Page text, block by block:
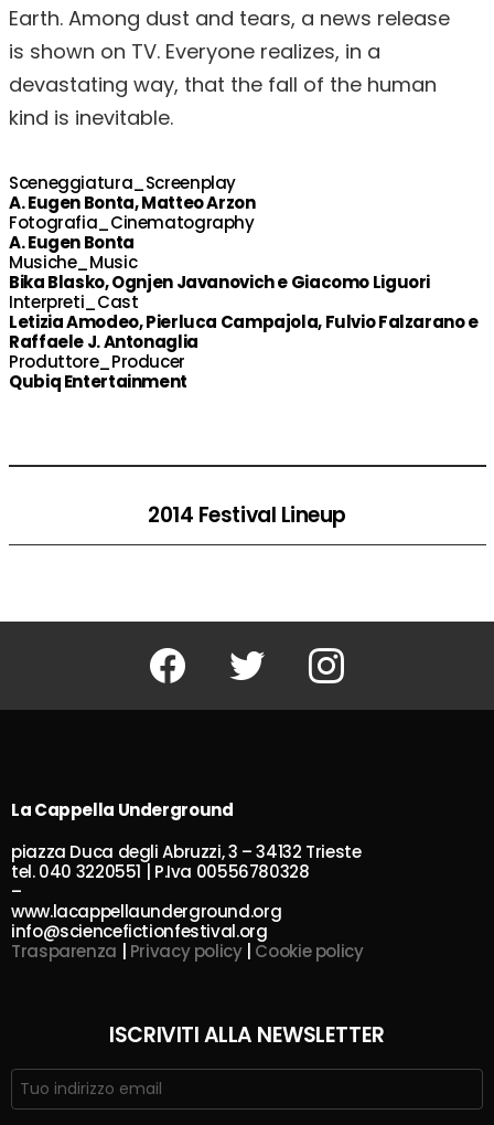
Earth. Among dust and tears, a news release
is shown on TV. Everyone realizes, in a
devastating way, that the fall of the human
kind is inevitable.
Sceneggiatura_Screenplay
A. Eugen Bonta, Matteo Arzon
Fotografia_Cinematography
A. Eugen Bonta
Musiche_Music
Bika Blasko, Ognjen Javanovich e Giacomo Liguori
Interpreti_Cast
Letizia Amodeo, Pierluca Campajola, Fulvio Falzarano e
Raffaele J. Antonaglia
Produttore_Producer
Qubiq Entertainment
2014 Festival Lineup
Facebook Twitter Instagram
La Cappella Underground
piazza Duca degli Abruzzi, 3 – 34132 Trieste
tel. 040 3220551 | P.Iva 00556780328
–
www.lacappellaunderground.org
info@sciencefictionfestival.org
Trasparenza
Privacy policy| Cookie policy
ISCRIVITI ALLA NEWSLETTER